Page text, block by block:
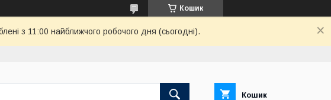
Кошик
з 11:00 найближчого робочого дня (сьогодні).
Кошик